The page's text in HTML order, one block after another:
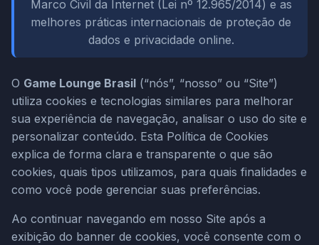
Marco Civil da Internet (Lei nº 12.965/2014) e as
melhores práticas internacionais de proteção de
dados e privacidade online.
O Game Lounge Brasil (“nós”, “nosso” ou “Site”)
utiliza cookies e tecnologias similares para melhorar
sua experiência de navegação, analisar o uso do site e
personalizar conteúdo. Esta Política de Cookies
explica de forma clara e transparente o que são
cookies, quais tipos utilizamos, para quais finalidades e
como você pode gerenciar suas preferências.
Ao continuar navegando em nosso Site após a
exibição do banner de cookies, você consente com o